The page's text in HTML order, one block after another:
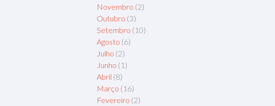
Novembro (2)
Outubro (3)
Setembro (10)
Agosto (6)
Julho (2)
Junho (1)
Abril (8)
Março (16)
Fevereiro (2)